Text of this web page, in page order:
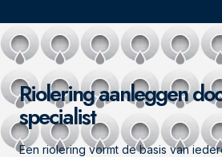
Riolering aanleggen
specialist
Een riolering vormt de basis van